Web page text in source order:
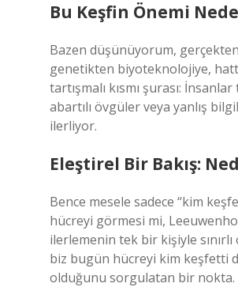
Bu Keşfin Önemi
Bazen düşünüyorum,
genetikten biyoteknolojiye,
tartışmalı kısmı şurası:
abartılı övgüler veya yanlış
ilerliyor.
Eleştirel Bir Bakış:
Bence mesele sadece “kim
hücreyi görmesi mi,
ilerlemenin tek bir kişiyle
biz bugün hücreyi kim keşfetti
olduğunu sorgulatan bir nokta.